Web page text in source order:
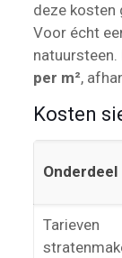
deze kosten
Voor écht
per m²,
Kosten
Onderdeel
Tarieven